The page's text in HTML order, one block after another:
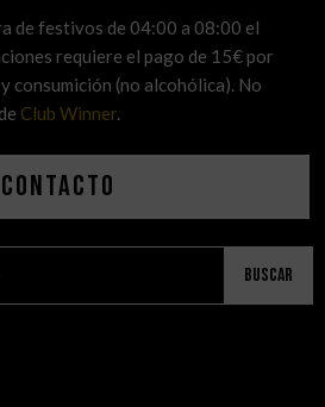
de festivos de 04:00 a 08:00 el
requiere el pago de 15€ por
consumición (no alcohólica). No
Club Winner.
Contacto
Buscar